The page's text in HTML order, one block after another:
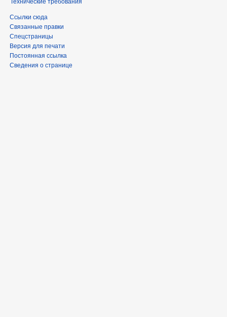
Технические требования
Ссылки сюда
Связанные правки
Спецстраницы
Версия для печати
Постоянная ссылка
Сведения о странице